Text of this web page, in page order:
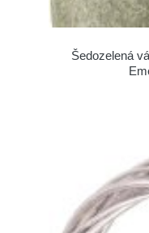
Šedozelená